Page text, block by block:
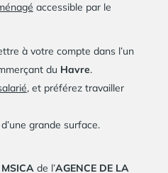
accessible par le
à votre compte dans l’un
du Havre.
, et préférez travailler
grande surface.
MSICAde l’AGENCE DE LA